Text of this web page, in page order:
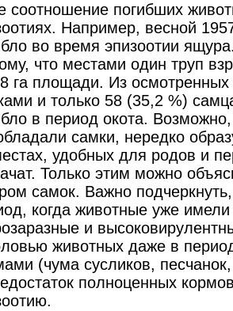
соотношение погибших
Например, весной
во время эпизоотии
что местами один труп
га площади. Из
и только 58 (35,2 %)
в период окота.
самки, нередко
удобных для родов и
Только этим можно
самок. Важно
когда животные уже
и
животных даже в
(чума сусликов,
полноценных